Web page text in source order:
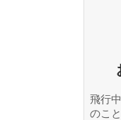
飛行
のこ